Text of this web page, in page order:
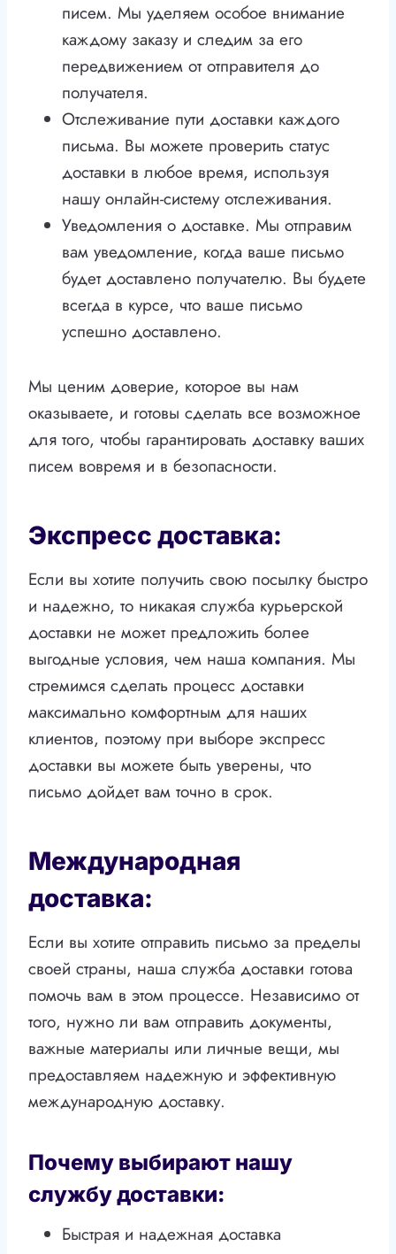
писем. Мы уделяем особое внимание
каждому заказу и следим за его
передвижением от отправителя до
получателя.
Отслеживание пути доставки каждого
письма. Вы можете проверить статус
доставки в любое время, используя
нашу онлайн-систему отслеживания.
Уведомления о доставке. Мы отправим
вам уведомление, когда ваше письмо
будет доставлено получателю. Вы будете
всегда в курсе, что ваше письмо
успешно доставлено.
Мы ценим доверие, которое вы нам
оказываете, и готовы сделать все возможное
для того, чтобы гарантировать доставку ваших
писем вовремя и в безопасности.
Экспресс доставка:
Если вы хотите получить свою посылку быстро
и надежно, то никакая служба курьерской
доставки не может предложить более
выгодные условия, чем наша компания. Мы
стремимся сделать процесс доставки
максимально комфортным для наших
клиентов, поэтому при выборе экспресс
доставки вы можете быть уверены, что
письмо дойдет вам точно в срок.
Международная
доставка:
Если вы хотите отправить письмо за пределы
своей страны, наша служба доставки готова
помочь вам в этом процессе. Независимо от
того, нужно ли вам отправить документы,
важные материалы или личные вещи, мы
предоставляем надежную и эффективную
международную доставку.
Почему выбирают нашу
службу доставки:
Быстрая и надежная доставка